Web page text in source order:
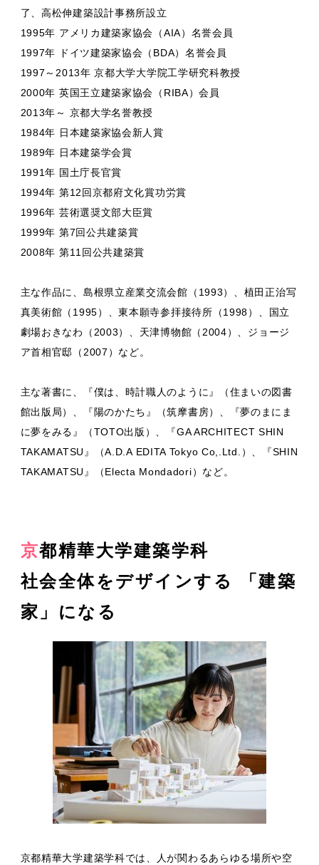
了、高松伸建築設計事務所設立
1995年 アメリカ建築家協会（AIA）名誉会員
1997年 ドイツ建築家協会（BDA）名誉会員
1997～2013年 京都大学大学院工学研究科教授
2000年 英国王立建築家協会（RIBA）会員
2013年～ 京都大学名誉教授
1984年 日本建築家協会新人賞
1989年 日本建築学会賞
1991年 国土庁長官賞
1994年 第12回京都府文化賞功労賞
1996年 芸術選奨文部大臣賞
1999年 第7回公共建築賞
2008年 第11回公共建築賞
主な作品に、島根県立産業交流会館（1993）、植田正治写
真美術館（1995）、東本願寺参拝接待所（1998）、国立
劇場おきなわ（2003）、天津博物館（2004）、ジョージ
ア首相官邸（2007）など。
主な著書に、『僕は、時計職人のように』（住まいの図書
館出版局）、『陽のかたち』（筑摩書房）、『夢のまにま
に夢をみる』（TOTO出版）、『GA ARCHITECT SHIN
TAKAMATSU』（A.D.A EDITA Tokyo Co,.Ltd.）、『SHIN
TAKAMATSU』（Electa Mondadori）など。
京都精華大学建築学科
社会全体をデザインする 「建築
家」になる
京都精華大学建築学科では、人が関わるあらゆる場所や空